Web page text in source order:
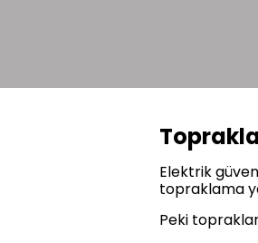
Elektrik
topraklama
Peki